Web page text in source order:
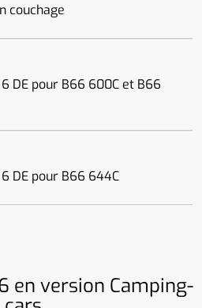
couchage
DE pour B66 600C et B66
DE pour B66 644C
en version Camping-